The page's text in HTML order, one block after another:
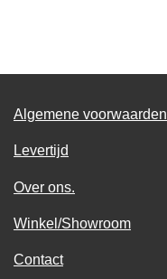
Algemene voorwaarden
Levertijd
Over ons.
Winkel/Showroom
Contact